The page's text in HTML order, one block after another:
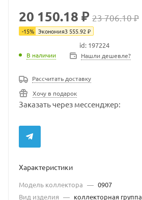
20 150.18 ₽ 23 706.10 ₽
-15% Экономия3 555.92 ₽
id: 197224
В наличии Нашли дешевле?
Рассчитать доставку
Хочу в подарок
Заказать через мессенджер:
Характеристики
Модель коллектора — 0907
Вид изделия — коллекторная группа